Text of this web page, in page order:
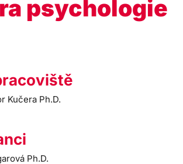
psychologie
Kučera Ph.D.
Ph.D.